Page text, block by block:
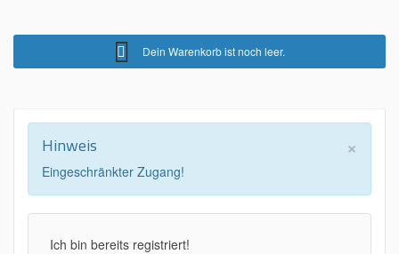
Dein Warenkorb ist noch leer.
×
Hinweis
Eingeschränkter Zugang!
Ich bin bereits registriert!